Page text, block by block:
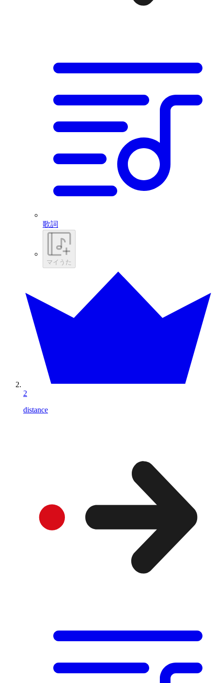
歌詞
マイうた
2
distance